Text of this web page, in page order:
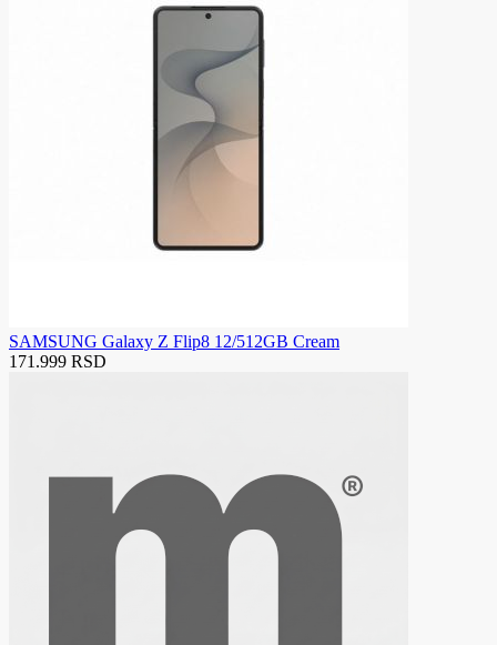
SAMSUNG Galaxy Z Flip8 12/512GB Cream
171.999 RSD